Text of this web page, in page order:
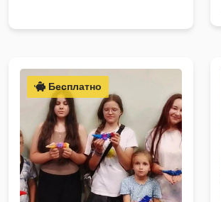
Бесплатно